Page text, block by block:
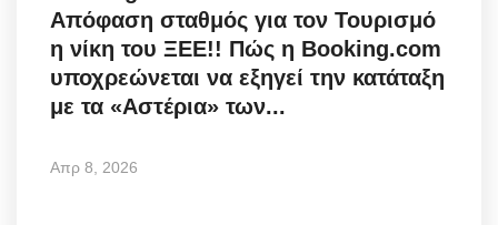
Greece
Entertainment
Απόφαση σταθμός για τον Τουρισμό
η νίκη του ΞΕΕ!! Πώς η Booking.com
υποχρεώνεται να εξηγεί την κατάταξη
με τα «Αστέρια» των...
Απρ 8, 2026